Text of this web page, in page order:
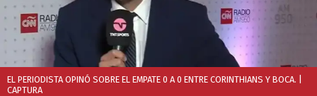
EL PERIODISTA OPINÓ SOBRE EL EMPATE 0 A 0 ENTRE CORINTHIANS Y BOCA.
CAPTURA